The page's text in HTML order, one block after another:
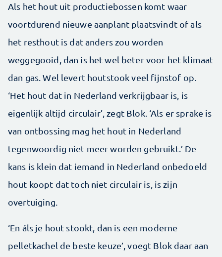
Als het hout uit productiebossen komt waar
voortdurend nieuwe aanplant plaatsvindt of als
het resthout is dat anders zou worden
weggegooid, dan is het wel beter voor het klimaat
dan gas. Wel levert houtstook veel fijnstof op.
‘Het hout dat in Nederland verkrijgbaar is, is
eigenlijk altijd circulair’, zegt Blok. ‘Als er sprake is
van ontbossing mag het hout in Nederland
tegenwoordig niet meer worden gebruikt.’ De
kans is klein dat iemand in Nederland onbedoeld
hout koopt dat toch niet circulair is, is zijn
overtuiging.
‘En áls je hout stookt, dan is een moderne
pelletkachel de beste keuze’, voegt Blok daar aan